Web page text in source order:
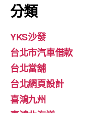
分類
YKS沙發
台北市汽車借款
台北當舖
台北網頁設計
喜鴻九州